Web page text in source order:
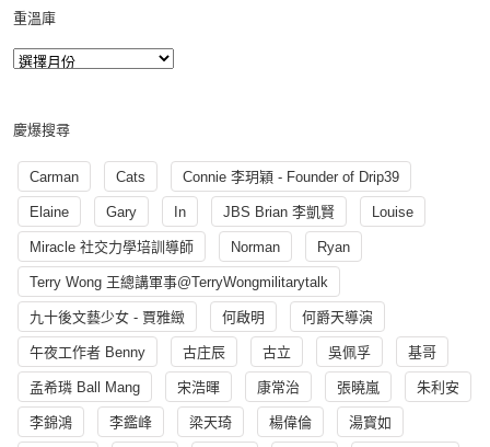
重溫庫
慶爆搜尋
Carman Cats Connie 李玥穎 - Founder of Drip39
Elaine Gary In JBS Brian 李凱賢 Louise
Miracle 社交力學培訓導師 Norman Ryan
Terry Wong 王總講軍事@TerryWongmilitarytalk
九十後文藝少女 - 賈雅緻 何啟明 何爵天導演
午夜工作者 Benny 古庄辰 古立 吳佩孚 基哥
孟希璘 Ball Mang 宋浩暉 康常治 張曉嵐 朱利安
李錦鴻 李鑑峰 梁天琦 楊偉倫 湯寳如